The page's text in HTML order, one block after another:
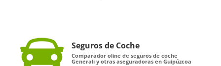
Seguros de Coche
Comparador oline de seguros de coche
Generali y otras aseguradoras en Guipúzcoa